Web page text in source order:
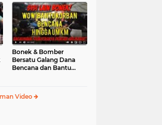
Bonek & Bomber
Bersatu Galang Dana
Bencana dan Bantu
Video